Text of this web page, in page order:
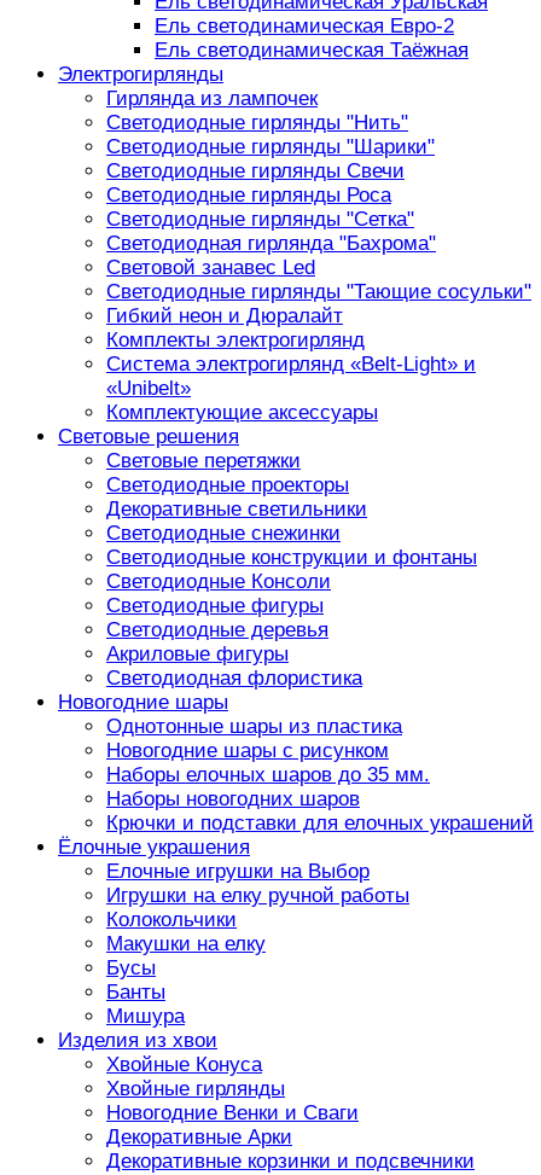
Ель светодинамическая Евро-2
Ель светодинамическая Таёжная
Электрогирлянды
Гирлянда из лампочек
Светодиодные гирлянды "Нить"
Светодиодные гирлянды "Шарики"
Светодиодные гирлянды Свечи
Светодиодные гирлянды Роса
Светодиодные гирлянды "Сетка"
Светодиодная гирлянда "Бахрома"
Световой занавес Led
Светодиодные гирлянды "Тающие сосульки"
Гибкий неон и Дюралайт
Комплекты электрогирлянд
Система электрогирлянд «Belt-Light» и
«Unibelt»
Комплектующие аксессуары
Световые решения
Световые перетяжки
Светодиодные проекторы
Декоративные светильники
Светодиодные снежинки
Светодиодные конструкции и фонтаны
Светодиодные Консоли
Светодиодные фигуры
Светодиодные деревья
Акриловые фигуры
Светодиодная флористика
Новогодние шары
Однотонные шары из пластика
Новогодние шары с рисунком
Наборы елочных шаров до 35 мм.
Наборы новогодних шаров
Крючки и подставки для елочных украшений
Ёлочные украшения
Елочные игрушки на Выбор
Игрушки на елку ручной работы
Колокольчики
Макушки на елку
Бусы
Банты
Мишура
Изделия из хвои
Хвойные Конуса
Хвойные гирлянды
Новогодние Венки и Сваги
Декоративные Арки
Декоративные корзинки и подсвечники